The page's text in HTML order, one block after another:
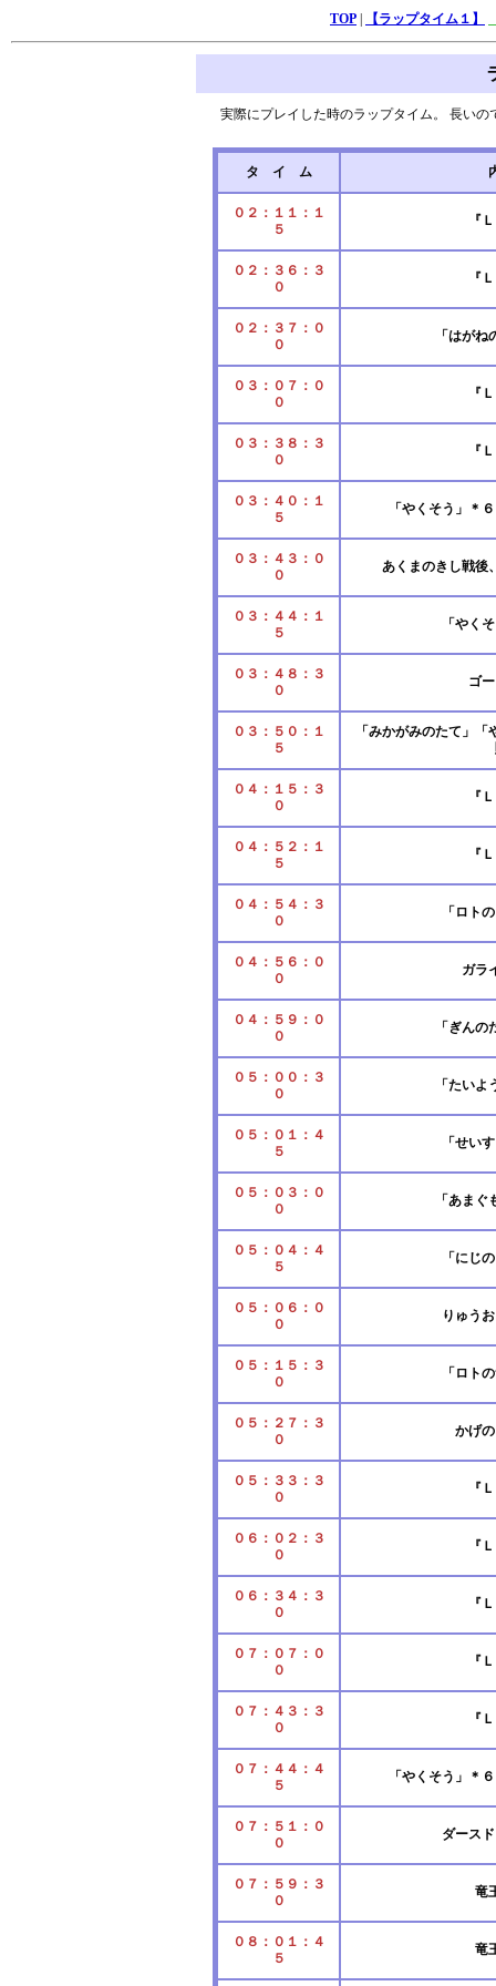
TOP 【ラップタイム１】
実際にプレイした時のラップタイム。 長いの
タ イ ム
０２：１１：１
５
『
０２：３６：３
０
『
０２：３７：０
０
「はが
０３：０７：０
０
『
０３：３８：３
０
『
０３：４０：１
５
「やくそう」＊
０３：４３：０
０
あくまのきし戦後
０３：４４：１
５
「やく
０３：４８：３
０
ゴ
０３：５０：１
５
「みかがみのたて」
０４：１５：３
０
『
０４：５２：１
５
『
０４：５４：３
０
「ロト
０４：５６：０
０
ガラ
０４：５９：０
０
「ぎん
０５：００：３
０
「たい
０５：０１：４
５
「せい
０５：０３：０
０
「あま
０５：０４：４
５
「にじ
０５：０６：０
０
りゅう
０５：１５：３
０
「ロト
０５：２７：３
０
かげ
０５：３３：３
０
『
０６：０２：３
０
『
０６：３４：３
０
『
０７：０７：０
０
『
０７：４３：３
０
『
０７：４４：４
５
「やくそう」＊
０７：５１：０
０
ダース
０７：５９：３
０
竜
０８：０１：４
５
竜